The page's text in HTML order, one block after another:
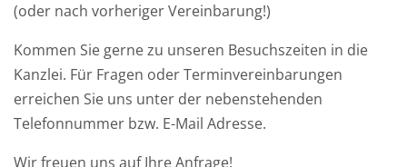
(oder nach vorheriger Vereinbarung!)
Kommen Sie gerne zu unseren Besuchszeiten in die
Kanzlei. Für Fragen oder Terminvereinbarungen
erreichen Sie uns unter der nebenstehenden
Telefonnummer bzw. E-Mail Adresse.
Wir freuen uns auf Ihre Anfrage!